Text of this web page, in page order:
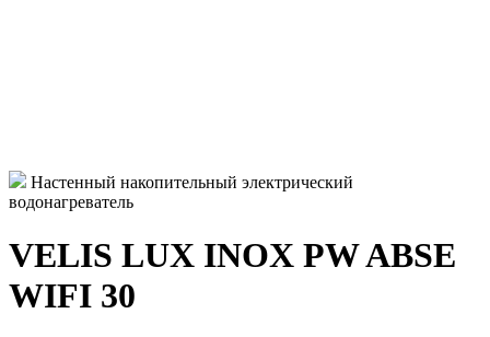
Настенный накопительный электрический
водонагреватель
VELIS LUX INOX PW ABSE
WIFI 30